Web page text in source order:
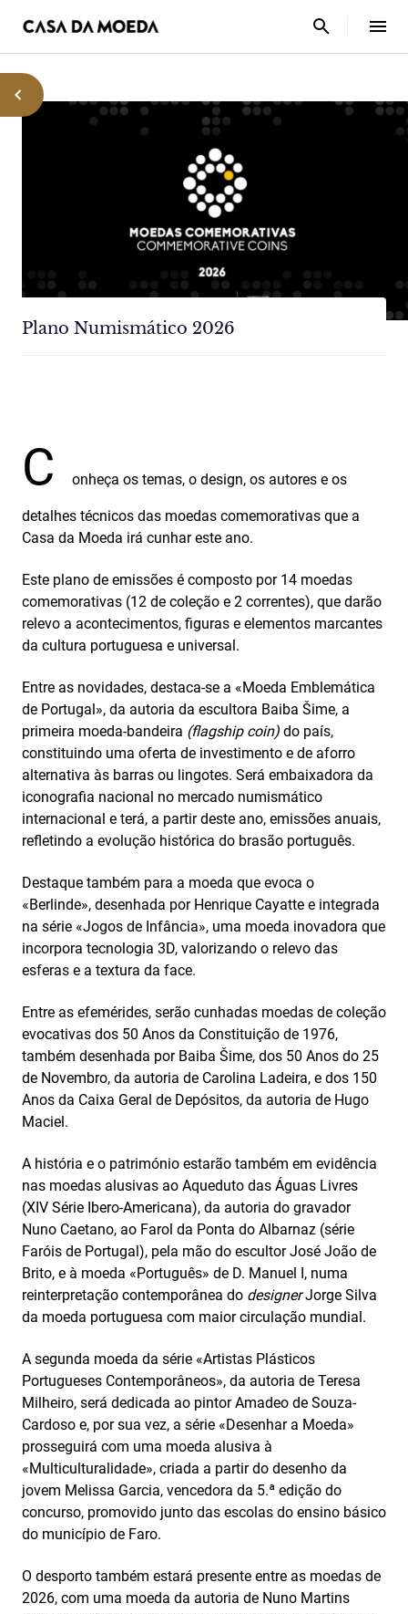
Plano Numismático 2026
C onheça os temas, o design, os autores e os
detalhes técnicos das moedas comemorativas que a
Casa da Moeda irá cunhar este ano.
Este plano de emissões é composto por 14 moedas
comemorativas (12 de coleção e 2 correntes), que darão
relevo a acontecimentos, figuras e elementos marcantes
da cultura portuguesa e universal.
Entre as novidades, destaca-se a «Moeda Emblemática
de Portugal», da autoria da escultora Baiba Šime, a
primeira moeda-bandeira (flagship coin) do país,
constituindo uma oferta de investimento e de aforro
alternativa às barras ou lingotes. Será embaixadora da
iconografia nacional no mercado numismático
internacional e terá, a partir deste ano, emissões anuais,
refletindo a evolução histórica do brasão português.
Destaque também para a moeda que evoca o
«Berlinde», desenhada por Henrique Cayatte e integrada
na série «Jogos de Infância», uma moeda inovadora que
incorpora tecnologia 3D, valorizando o relevo das
esferas e a textura da face.
Entre as efemérides, serão cunhadas moedas de coleção
evocativas dos 50 Anos da Constituição de 1976,
também desenhada por Baiba Šime, dos 50 Anos do 25
de Novembro, da autoria de Carolina Ladeira, e dos 150
Anos da Caixa Geral de Depósitos, da autoria de Hugo
Maciel.
A história e o património estarão também em evidência
nas moedas alusivas ao Aqueduto das Águas Livres
(XIV Série Ibero-Americana), da autoria do gravador
Nuno Caetano, ao Farol da Ponta do Albarnaz (série
Faróis de Portugal), pela mão do escultor José João de
Brito, e à moeda «Português» de D. Manuel I, numa
reinterpretação contemporânea do designerJorge Silva
da moeda portuguesa com maior circulação mundial.
A segunda moeda da série «Artistas Plásticos
Portugueses Contemporâneos», da autoria de Teresa
Milheiro, será dedicada ao pintor Amadeo de Souza-
Cardoso e, por sua vez, a série «Desenhar a Moeda»
prosseguirá com uma moeda alusiva à
«Multiculturalidade», criada a partir do desenho da
jovem Melissa Garcia, vencedora da 5.ª edição do
concurso, promovido junto das escolas do ensino básico
do município de Faro.
O desporto também estará presente entre as moedas de
2026, com uma moeda da autoria de Nuno Martins